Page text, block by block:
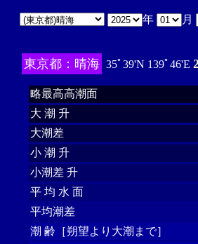
年 月
東京都：晴海 35ﾟ39'N 139ﾟ46'E
略最高高潮面
大 潮 升
大潮差
小 潮 升
小潮差 升
平 均 水 面
平均潮差
潮 齢［朔望より大潮まで］